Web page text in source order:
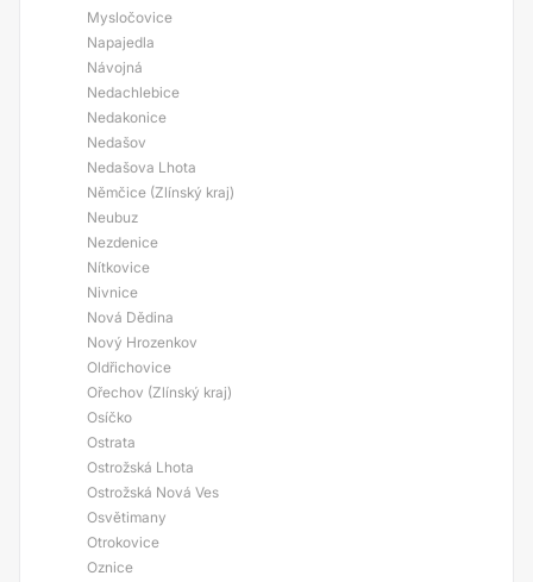
Mysločovice
Napajedla
Návojná
Nedachlebice
Nedakonice
Nedašov
Nedašova Lhota
Němčice (Zlínský kraj)
Neubuz
Nezdenice
Nítkovice
Nivnice
Nová Dědina
Nový Hrozenkov
Oldřichovice
Ořechov (Zlínský kraj)
Osíčko
Ostrata
Ostrožská Lhota
Ostrožská Nová Ves
Osvětimany
Otrokovice
Oznice